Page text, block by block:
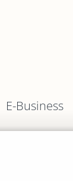
E-Business